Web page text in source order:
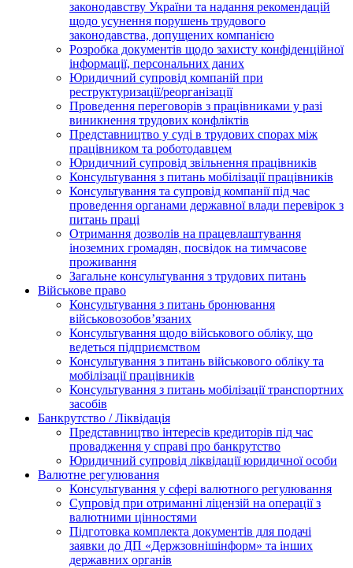
законодавству України та надання рекомендацій
щодо усунення порушень трудового
законодавства, допущених компанією
Розробка документів щодо захисту конфіденційної
інформації, персональних даних
Юридичний супровід компаній при
реструктуризації/реорганізації
Проведення переговорів з працівниками у разі
виникнення трудових конфліктів
Представництво у суді в трудових спорах між
працівником та роботодавцем
Юридичний супровід звільнення працівників
Консультування з питань мобілізації працівників
Консультування та супровід компанії під час
проведення органами державної влади перевірок з
питань праці
Отримання дозволів на працевлаштування
іноземних громадян, посвідок на тимчасове
проживання
Загальне консультування з трудових питань
Військове право
Консультування з питань бронювання
військовозобов’язаних
Консультування щодо військового обліку, що
ведеться підприємством
Консультування з питань військового обліку та
мобілізації працівників
Консультування з питань мобілізації транспортних
засобів
Банкрутство / Ліквідація
Представництво інтересів кредиторів під час
провадження у справі про банкрутство
Юридичний супровід ліквідації юридичної особи
Валютне регулювання
Консультування у сфері валютного регулювання
Супровід при отриманні ліцензій на операції з
валютними цінностями
Підготовка комплекта документів для подачі
заявки до ДП «Держзовнішінформ» та інших
державних органів